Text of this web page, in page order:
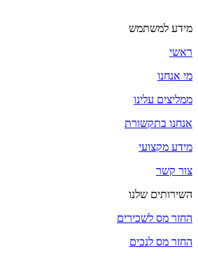
מידע למשתמש
ראשי
מי אנחנו
ממליצים עלינו
אנחנו בתקשורת
מידע מקצועי
צור קשר
השירותים שלנו
החזר מס לשכירים
החזר מס לנכים